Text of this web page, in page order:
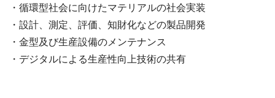
・循環型社会に向けたマテリアルの社会実装
・設計、測定、評価、知財化などの製品開発
・金型及び生産設備のメンテナンス
・デジタルによる生産性向上技術の共有